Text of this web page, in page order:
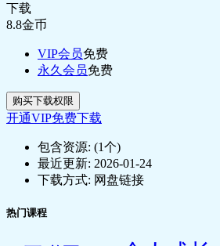
🎵 19.0319丨20丨冠
问题，而是全身病
📄 19.0320丨21丨心
病，而是真病了.pdf
🎵 19.0321丨22丨医
下载
8.8金币
VIP会员免费
永久会员免费
购买下载权限
开通VIP免费下载
包含资源: (1个)
最近更新: 2026-01-24
下载方式: 网盘链接
热门课程